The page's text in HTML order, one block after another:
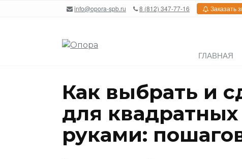
info@opora-spb.ru 8 (812) 347-77-16 Заказать
ГЛАВНАЯ
Как выбрать и
для
руками: